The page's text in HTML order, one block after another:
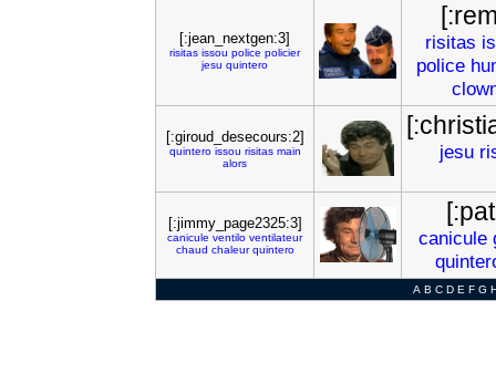
[:jean_nextgen:3]
risitas issou police policier
jesu quintero
risitas
police
[:giroud_desecours:2]
quintero issou risitas main
alors
jesu
[:jimmy_page2325:3]
canicule ventilo ventilateur
chaud chaleur quintero
canicule
A B C D E F G